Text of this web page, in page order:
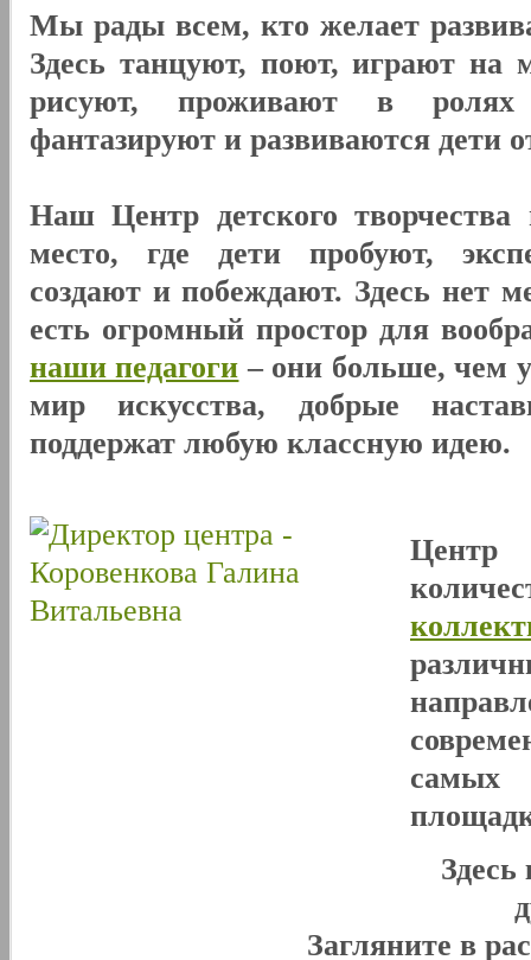
Мы рады всем, кто желает
Здесь танцуют, поют, играют на
рисуют, проживают в
фантазируют и развиваются дети
Наш Центр детского
место, где дети пробуют,
создают и побеждают. Здесь нет
есть огромный простор для
наши педагоги – они больше, чем
мир искусства, добрые
поддержат любую классную идею.
самых
Загляните в